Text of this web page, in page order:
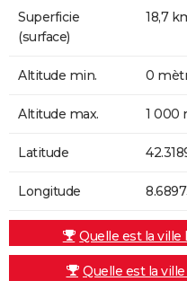
Superficie
(surface)
18,7
Altitude min. 0
Altitude max. 1 000
Latitude
Longitude
Quelle est la ville
Quelle est la